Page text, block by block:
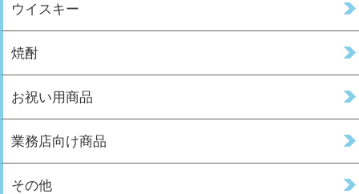
ウイスキー
焼酎
お祝い用商品
業務店向け商品
その他